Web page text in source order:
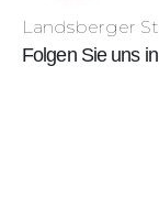
Landsberger
Folgen Sie uns